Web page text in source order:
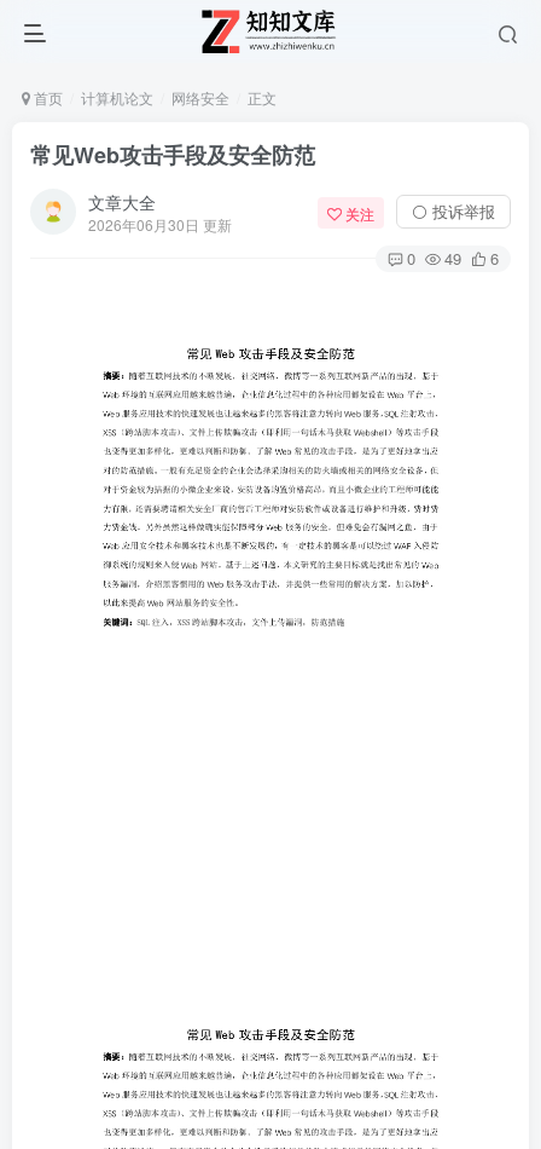
首页 计算机论文 网络安全 正文
常见Web攻击手段及安全防范
文章大全
2026年06月30日 更新
关注 ⚪ 投诉举报
0 49 6